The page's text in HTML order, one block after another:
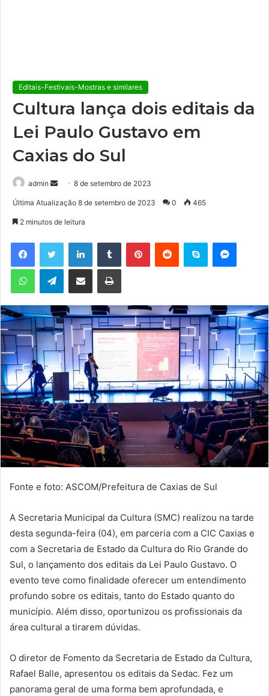
Editais-Festivais-Mostras e similares
Cultura lança dois editais da
Lei Paulo Gustavo em
Caxias do Sul
admin
d
e
m
m
a
l
8 de setembro de 2023
Última Atualização 8 de setembro de 2023 0 465
2 minutos de leitura
Telegram
Fonte e foto: ASCOM/Prefeitura de Caxias de Sul
A Secretaria Municipal da Cultura (SMC) realizou na tarde
desta segunda-feira (04), em parceria com a CIC Caxias e
com a Secretaria de Estado da Cultura do Rio Grande do
Sul, o lançamento dos editais da Lei Paulo Gustavo. O
evento teve como finalidade oferecer um entendimento
profundo sobre os editais, tanto do Estado quanto do
município. Além disso, oportunizou os profissionais da
área cultural a tirarem dúvidas.
O diretor de Fomento da Secretaria de Estado da Cultura,
Rafael Balle, apresentou os editais da Sedac. Fez um
panorama geral de uma forma bem aprofundada, e